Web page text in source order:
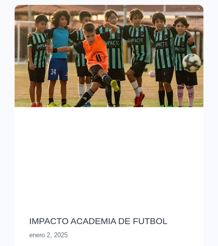
IMPACTO ACADEMIA DE FUTBOL
enero 2, 2025